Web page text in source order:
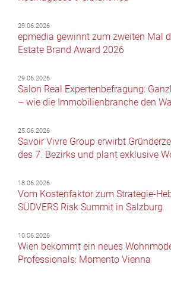
29.06.2026
epmedia gewinnt zum zweiten Mal
Estate Brand Award 2026
29.06.2026
Salon Real Expertenbefragung:
– wie die Immobilienbranche den
25.06.2026
Savoir Vivre Group erwirbt
des 7. Bezirks und plant exklusive
18.06.2026
Vom Kostenfaktor zum Strategie-
SÜDVERS Risk Summit in Salzburg
10.06.2026
Wien bekommt ein neues
Professionals: Momento Vienna